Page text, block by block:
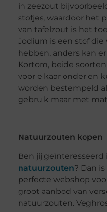
in zeezout
stofjes, waardoor het
van tafelzout is het
Jodium is een stof die
hebben, anders kan
Kortom, beide
voor elkaar onder en
worden bestempeld
gebruik maar met
Natuurzouten kopen
Ben jij geïnteresseerd
natuurzouten? Dan is
perfecte webshop
groot aanbod van
natuurzouten.